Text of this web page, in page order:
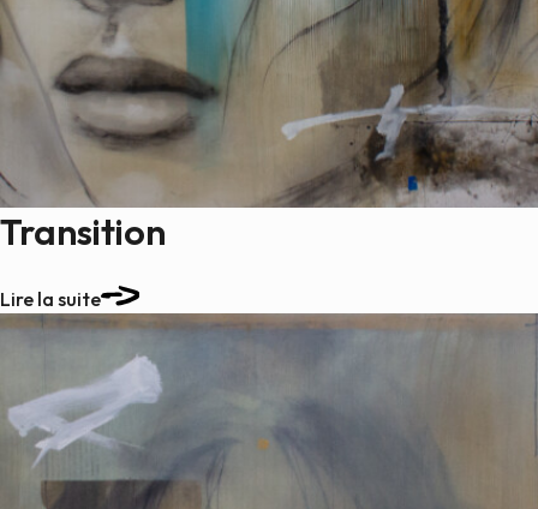
Portfolio
Peintures
Sculptures
Petits grimpeurs
Études
Quoi de neuf
Transition
Lire la suite